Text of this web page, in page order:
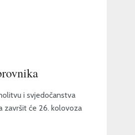
i svjedočanstva
završit će 26. kolovoza